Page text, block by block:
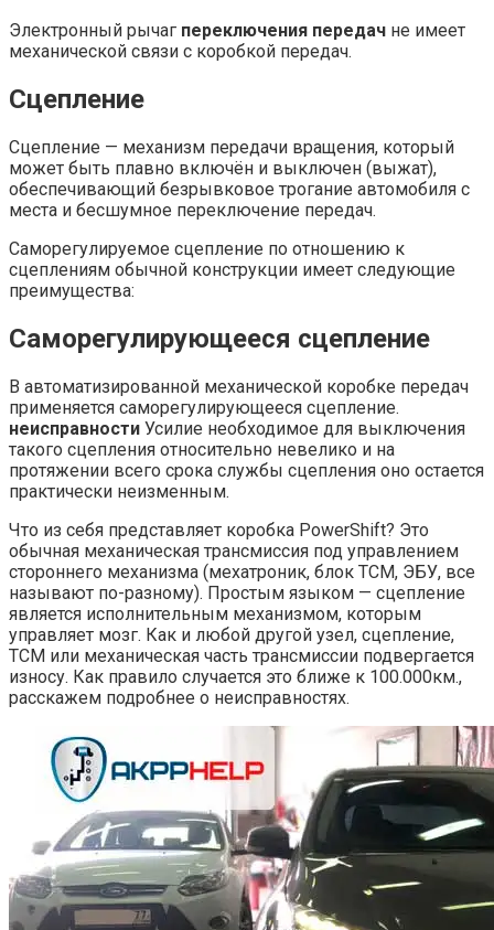
Электронный рычаг переключения передач не имеет
механической связи с коробкой передач.
Сцепление
Сцепление — механизм передачи вращения, который
может быть плавно включён и выключен (выжат),
обеспечивающий безрывковое трогание автомобиля с
места и бесшумное переключение передач.
Саморегулируемое сцепление по отношению к
сцеплениям обычной конструкции имеет следующие
преимущества:
Саморегулирующееся сцепление
В автоматизированной механической коробке передач
применяется саморегулирующееся сцепление.
неисправности Усилие необходимое для выключения
такого сцепления относительно невелико и на
протяжении всего срока службы сцепления оно остается
практически неизменным.
Что из себя представляет коробка PowerShift? Это
обычная механическая трансмиссия под управлением
стороннего механизма (мехатроник, блок TCM, ЭБУ, все
называют по-разному). Простым языком — сцепление
является исполнительным механизмом, которым
управляет мозг. Как и любой другой узел, сцепление,
TCM или механическая часть трансмиссии подвергается
износу. Как правило случается это ближе к 100.000км.,
расскажем подробнее о неисправностях.